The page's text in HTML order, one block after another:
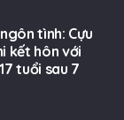
tình: Cựu
kết hôn với
tuổi sau 7